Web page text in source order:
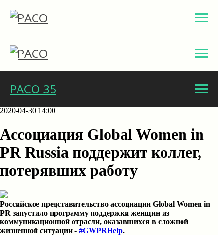
РАСО 35
2020-04-30 14:00
Ассоциация Global Women in
PR Russia поддержит коллег,
потерявших работу
Российское представительство ассоциации Global Women in
PR запустило программу поддержки женщин из
коммуникационной отрасли, оказавшихся в сложной
жизненной ситуации - #GWPRHelp.